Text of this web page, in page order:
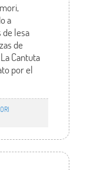
a
lesa
de
Cantuta
por el